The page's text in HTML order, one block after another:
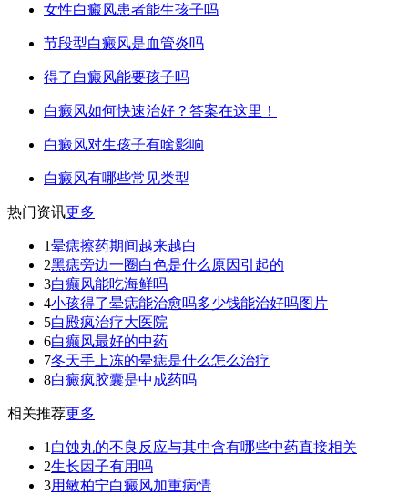
女性白癜风患者能生孩子吗
节段型白癜风是血管炎吗
得了白癜风能要孩子吗
白癜风如何快速治好？答案在这里！
白癜风对生孩子有啥影响
白癜风有哪些常见类型
热门资讯更多
1晕痣擦药期间越来越白
2黑痣旁边一圈白色是什么原因引起的
3白癫风能吃海鲜吗
4小孩得了晕痣能治愈吗多少钱能治好吗图片
5白殿疯治疗大医院
6白癫风最好的中药
7冬天手上冻的晕痣是什么怎么治疗
8白癜疯胶囊是中成药吗
相关推荐更多
1 白蚀丸的不良反应与其中含有哪些中药直接相关
2生长因子有用吗
3用敏柏宁白癜风加重病情